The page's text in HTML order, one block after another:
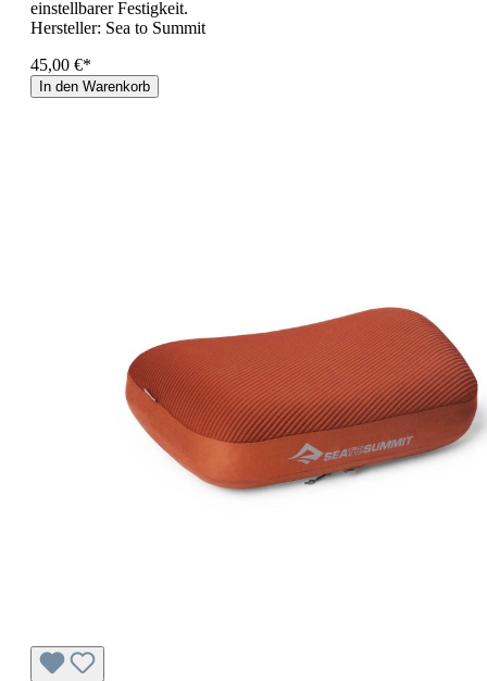
einstellbarer Festigkeit.
Hersteller: Sea to Summit
45,00 €*
In den Warenkorb